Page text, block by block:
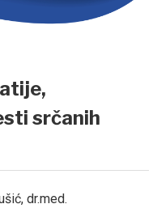
srčanih
dr.med.